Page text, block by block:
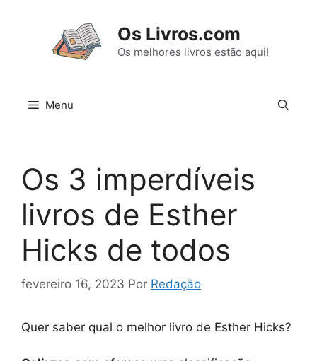
Os Livros.com
Os melhores livros estão aqui!
Menu
Os 3 imperdíveis
livros de Esther
Hicks de todos
fevereiro 16, 2023 Por Redação
Quer saber qual o melhor livro de Esther Hicks?